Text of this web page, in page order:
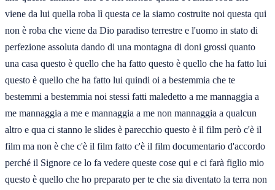
viene da lui quella roba lì questa ce la siamo costruite noi questa qui
non è roba che viene da Dio paradiso terrestre e l'uomo in stato di
perfezione assoluta dando di una montagna di doni grossi quanto
una casa questo è quello che ha fatto questo è quello che ha fatto lui
questo è quello che ha fatto lui quindi oi a bestemmia che te
bestemmi a bestemmia noi stessi fatti maledetto a me mannaggia a
me mannaggia a me e mannaggia a me non mannaggia a qualcun
altro e qua ci stanno le slides è parecchio questo è il film però c'è il
film ma non è che c'è il film fatto c'è il film documentario d'accordo
perché il Signore ce lo fa vedere queste cose qui e ci farà figlio mio
questo è quello che ho preparato per te che sia diventato la terra non